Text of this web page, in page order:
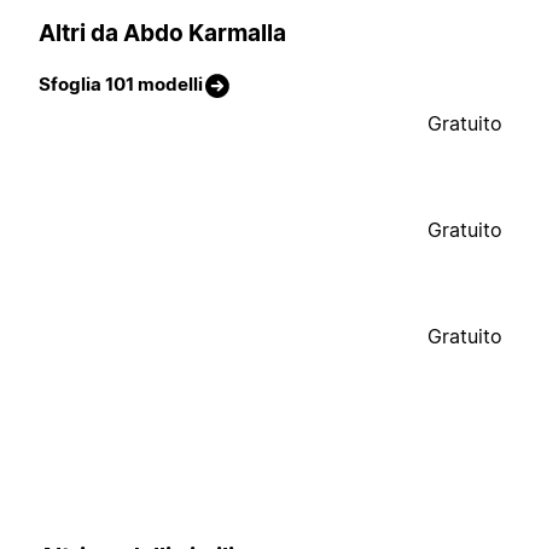
Altri da Abdo Karmalla
Sfoglia 101 modelli
Gratuito
Gratuito
Gratuito